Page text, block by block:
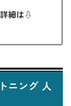
細は⇩
ニング 人